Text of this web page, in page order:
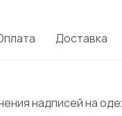
Доставка
надписей на